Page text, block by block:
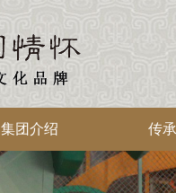
集团介绍 传